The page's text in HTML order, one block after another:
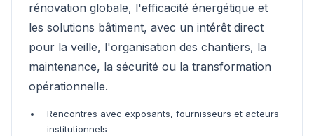
rénovation globale, l'efficacité énergétique et
les solutions bâtiment, avec un intérêt direct
pour la veille, l'organisation des chantiers, la
maintenance, la sécurité ou la transformation
opérationnelle.
Rencontres avec exposants, fournisseurs et acteurs
institutionnels